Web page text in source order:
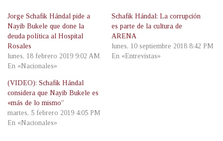
Jorge Schafik Hándal pide a
Nayib Bukele que done la
deuda política al Hospital
Rosales
lunes, 18 febrero 2019 9:02 AM
En «Nacionales»
Schafik Hándal: La corrupción
es parte de la cultura de
ARENA
lunes, 10 septiembre 2018 8:42 PM
En «Entrevistas»
(VIDEO): Schafik Hándal
considera que Nayib Bukele es
«más de lo mismo”
martes, 5 febrero 2019 4:05 PM
En «Nacionales»